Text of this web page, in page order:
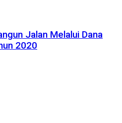
Jalan Melalui Dana
2020